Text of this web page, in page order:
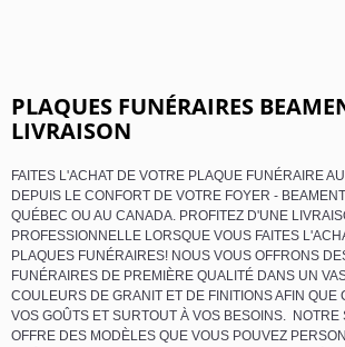
PLAQUES FUNÉRAIRES
LIVRAISON
FAITES L'ACHAT DE VOTRE PLAQUE FUNÉRAIRE
DEPUIS LE CONFORT DE VOTRE FOYER -
QUÉBEC OU AU CANADA. PROFITEZ D'UNE
PROFESSIONNELLE LORSQUE VOUS FAITES
PLAQUES FUNÉRAIRES! NOUS VOUS OFFRONS
FUNÉRAIRES DE PREMIÈRE QUALITÉ DANS UN
COULEURS DE GRANIT ET DE FINITIONS AFIN QUE
VOS GOÛTS ET SURTOUT À VOS BESOINS. NOTRE
OFFRE DES MODÈLES QUE VOUS POUVEZ